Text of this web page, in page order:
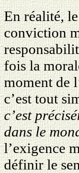
En réalité,
conviction
fois la
moment de
c’est tout
c’est
dans le
l’exigence
définir le